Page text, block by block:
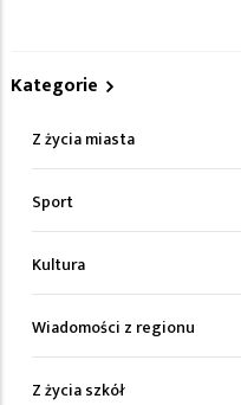
Kategorie
Z życia miasta
Sport
Kultura
Wiadomości z regionu
Z życia szkół